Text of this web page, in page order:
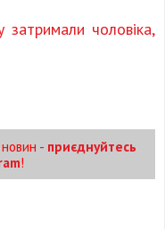
затримали чоловіка,
- приєднуйтесь
!